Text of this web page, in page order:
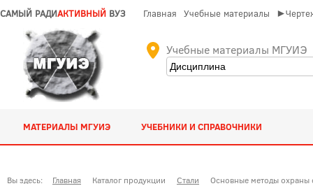
САМЫЙ РАДИАКТИВНЫЙ ВУЗ Главная Учебные материалы
Учебные материалы МГУИЭ
МАТЕРИАЛЫ МГУИЭ УЧЕБНИКИ И СПРАВОЧНИКИ
Вы здесь: Главная Каталог продукции Стали Основные методы охраны